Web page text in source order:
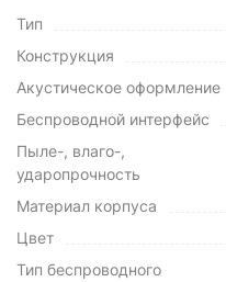
Тип
Конструкция
Акустическое оформление
Беспроводной интерфейс
Пыле-, влаго-,
ударопрочность
Материал корпуса
Цвет
Тип беспроводного